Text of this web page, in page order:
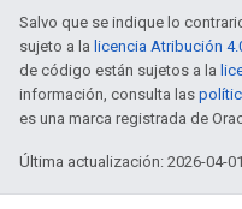
Salvo que se indique lo
sujeto a la licencia Atribución
de código están sujetos a la
información, consulta las
es una marca registrada de
Última actualización: 2026-04-